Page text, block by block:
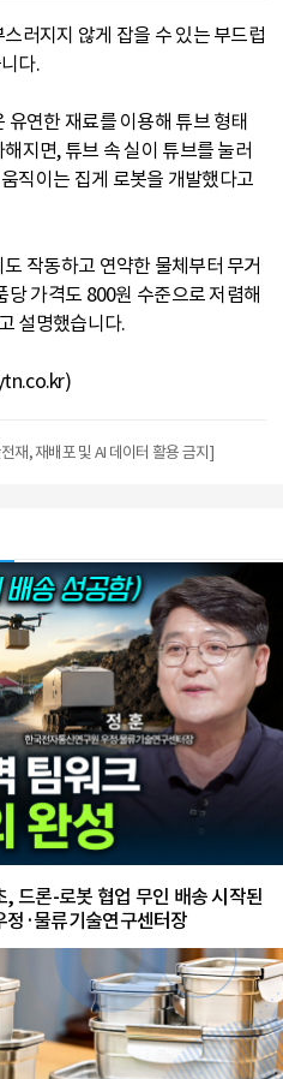
러지지 않게 잡을 수 있는 부드럽
다.
연한 재료를 이용해 튜브 형태
지면, 튜브 속 실이 튜브를 눌러
직이는 집게 로봇을 개발했다고
작동하고 연약한 물체부터 무거
당 가격도 800원 수준으로 저렴해
설명했습니다.
재, 재배포 및 AI 데이터 활용 금지]
드론-로봇 협업 무인 배송 시작된
·물류기술연구센터장